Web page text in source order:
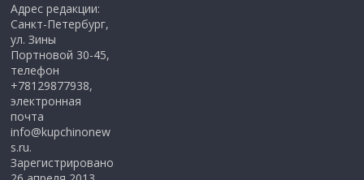
Адрес редакции:
Санкт-Петербург,
ул. Зины
Портновой 30-45,
телефон
+78129877938,
электронная
почта
info@kupchinonew
s.ru.
Зарегистрировано